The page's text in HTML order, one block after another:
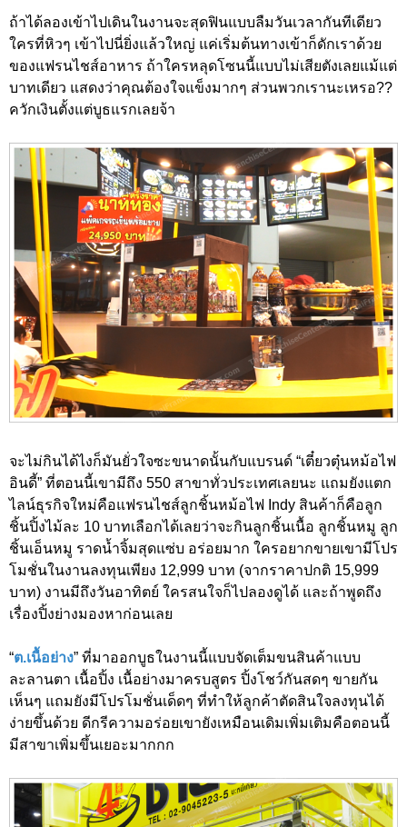
ถ้าได้ลองเข้าไปเดินในงานจะสุดฟินแบบลืมวันเวลากันทีเดียว
ใครที่หิวๆ เข้าไปนี่ยิ่งแล้วใหญ่ แค่เริ่มต้นทางเข้าก็ดักเราด้วย
ของแฟรนไชส์อาหาร ถ้าใครหลุดโซนนี้แบบไม่เสียตังเลยแม้แต่
บาทเดียว แสดงว่าคุณต้องใจแข็งมากๆ ส่วนพวกเรานะเหรอ??
ควักเงินตั้งแต่บูธแรกเลยจ้า
จะไม่กินได้ไงก็มันยั่วใจซะขนาดนั้นกับแบรนด์ “เตี๋ยวตุ๋นหม้อไฟ
อินดี้” ที่ตอนนี้เขามีถึง 550 สาขาทั่วประเทศเลยนะ แถมยังแตก
ไลน์ธุรกิจใหม่คือแฟรนไชส์ลูกชิ้นหม้อไฟ Indy สินค้าก็คือลูก
ชิ้นปิ้งไม้ละ 10 บาทเลือกได้เลยว่าจะกินลูกชิ้นเนื้อ ลูกชิ้นหมู ลูก
ชิ้นเอ็นหมู ราดน้ำจิ้มสุดแซ่บ อร่อยมาก ใครอยากขายเขามีโปร
โมชั่นในงานลงทุนเพียง 12,999 บาท (จากราคาปกติ 15,999
บาท) งานมีถึงวันอาทิตย์ ใครสนใจก็ไปลองดูได้ และถ้าพูดถึง
เรื่องปิ้งย่างมองหาก่อนเลย
“ต.เนื้อย่าง” ที่มาออกบูธในงานนี้แบบจัดเต็มขนสินค้าแบบ
ละลานตา เนื้อปิ้ง เนื้อย่างมาครบสูตร ปิ้งโชว์กันสดๆ ขายกัน
เห็นๆ แถมยังมีโปรโมชั่นเด็ดๆ ที่ทำให้ลูกค้าตัดสินใจลงทุนได้
ง่ายขึ้นด้วย ดีกรีความอร่อยเขายังเหมือนเดิมเพิ่มเติมคือตอนนี้
มีสาขาเพิ่มขึ้นเยอะมากกก